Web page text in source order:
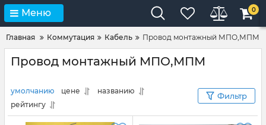
Меню 0
Главная Коммутация Кабель Провод монтажный МПО,МПМ
Провод монтажный МПО,МПМ
умолчанию цене
названию
рейтингу
Фильтр